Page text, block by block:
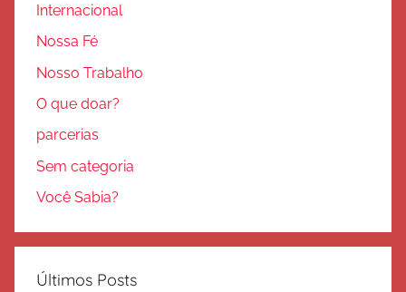
Internacional
Nossa Fé
Nosso Trabalho
O que doar?
parcerias
Sem categoria
Você Sabia?
Últimos Posts